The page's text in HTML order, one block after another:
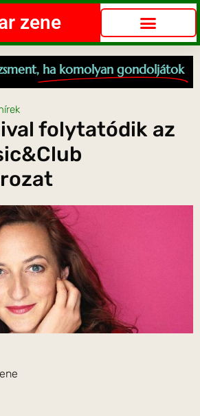
zene
ha komolyan gondoljátok
folytatódik az